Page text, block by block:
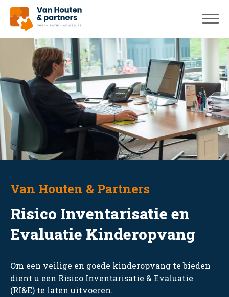
Van Houten & Partners
Risico Inventarisatie en
Evaluatie Kinderopvang
Om een veilige en goede kinderopvang te bieden
dient u een Risico Inventarisatie & Evaluatie
(RI&E) te laten uitvoeren.